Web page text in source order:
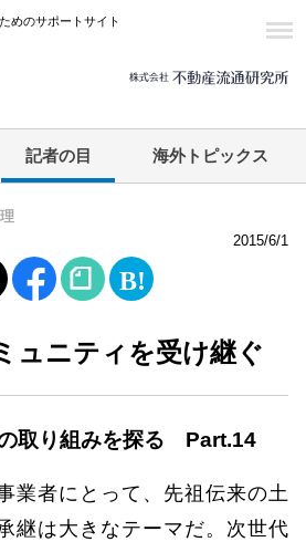
めのサポートサイト
記者の目 海外トピックス
2015/6/1
ュニティを受け継ぐ
取り組みを探る Part.14
業者にとって、先祖伝来の土
継は大きなテーマだ。次世代